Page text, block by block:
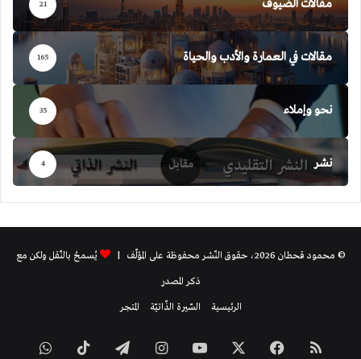
مقالات الضيوف 21
مقالات في العمارة والأدب والحياة 165
نحو وإملاء 35
نشر 4
© محمود قحطان 2026، حقوق النّشر محفوظة على المؤلّف |
يُسمحُ بالنّقل ولكن مع
ذكر المصدر
الرئيسية
السّيرة الذّاتيّة المتجر
ملخصفيسبوك ‫YouTubeانستقرامتيلقرام ‫TikTokواتساب